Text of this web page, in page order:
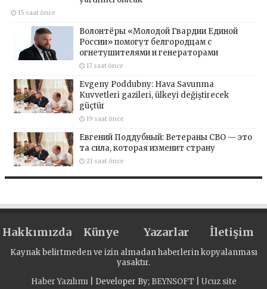
15 saat önce
Волонтёры «Молодой Гвардии Единой
России» помогут белгородцам с
огнетушителями и генераторами
17 saat önce
Evgeny Poddubny: Hava Savunma
Kuvvetleri gazileri, ülkeyi değiştirecek
güçtür
19 saat önce
Евгений Поддубный: Ветераны СВО — это
та сила, которая изменит страну
21 saat önce
Hakkımızda Künye Yazarlar İletişim
Kaynak belirtmeden ve izin almadan haberlerin kopyalanması
yasaktır.
Haber Yazılımı| Developer By; BEYNSOFT Ucuz site